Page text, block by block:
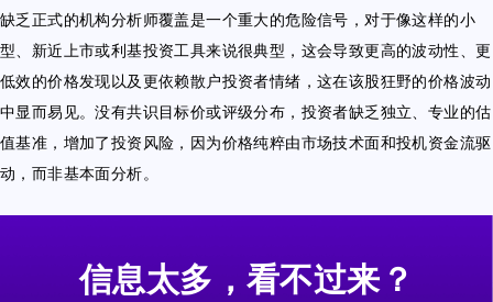
缺乏正式的机构分析师覆盖是一个重大的危险信号，对于像这样的小
型、新近上市或利基投资工具来说很典型，这会导致更高的波动性、更
低效的价格发现以及更依赖散户投资者情绪，这在该股狂野的价格波动
中显而易见。没有共识目标价或评级分布，投资者缺乏独立、专业的估
值基准，增加了投资风险，因为价格纯粹由市场技术面和投机资金流驱
动，而非基本面分析。
信息太多，看不过来？